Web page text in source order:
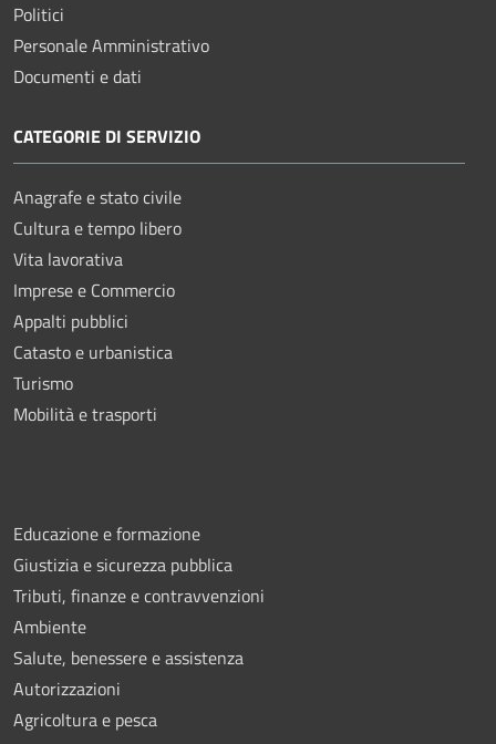
Politici
Personale Amministrativo
Documenti e dati
CATEGORIE DI SERVIZIO
Anagrafe e stato civile
Cultura e tempo libero
Vita lavorativa
Imprese e Commercio
Appalti pubblici
Catasto e urbanistica
Turismo
Mobilità e trasporti
Educazione e formazione
Giustizia e sicurezza pubblica
Tributi, finanze e contravvenzioni
Ambiente
Salute, benessere e assistenza
Autorizzazioni
Agricoltura e pesca